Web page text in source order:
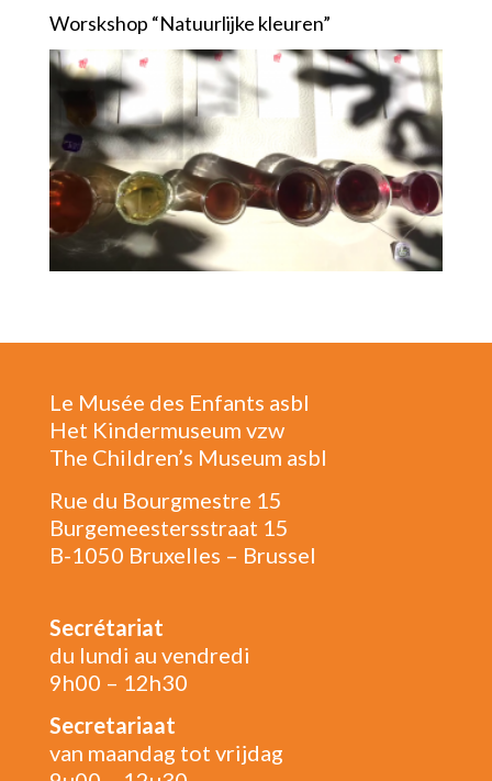
Worskshop “Natuurlijke kleuren”
Le Musée des Enfants asbl
Het Kindermuseum vzw
The Children’s Museum asbl
Rue du Bourgmestre 15
Burgemeestersstraat 15
B-1050 Bruxelles – Brussel
Secrétariat
du lundi au vendredi
9h00 – 12h30
Secretariaat
van maandag tot vrijdag